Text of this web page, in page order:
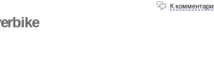
К